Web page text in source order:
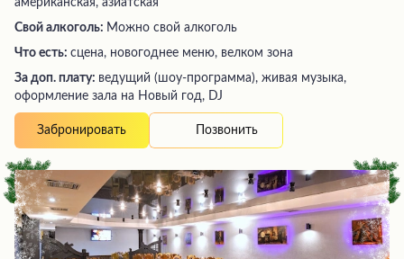
американская, азиатская
Свой алкоголь: Можно свой алкоголь
Что есть: сцена, новогоднее меню, велком зона
За доп. плату: ведущий (шоу-программа), живая музыка,
оформление зала на Новый год, DJ
Забронировать Позвонить